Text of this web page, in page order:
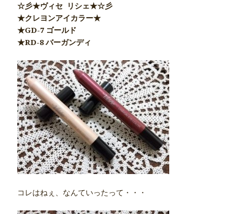
☆彡★ヴィセ リシェ★☆彡
★クレヨンアイカラー★
★GD-7 ゴールド
★RD-8 バーガンディ
コレはねぇ、なんていったって・・・